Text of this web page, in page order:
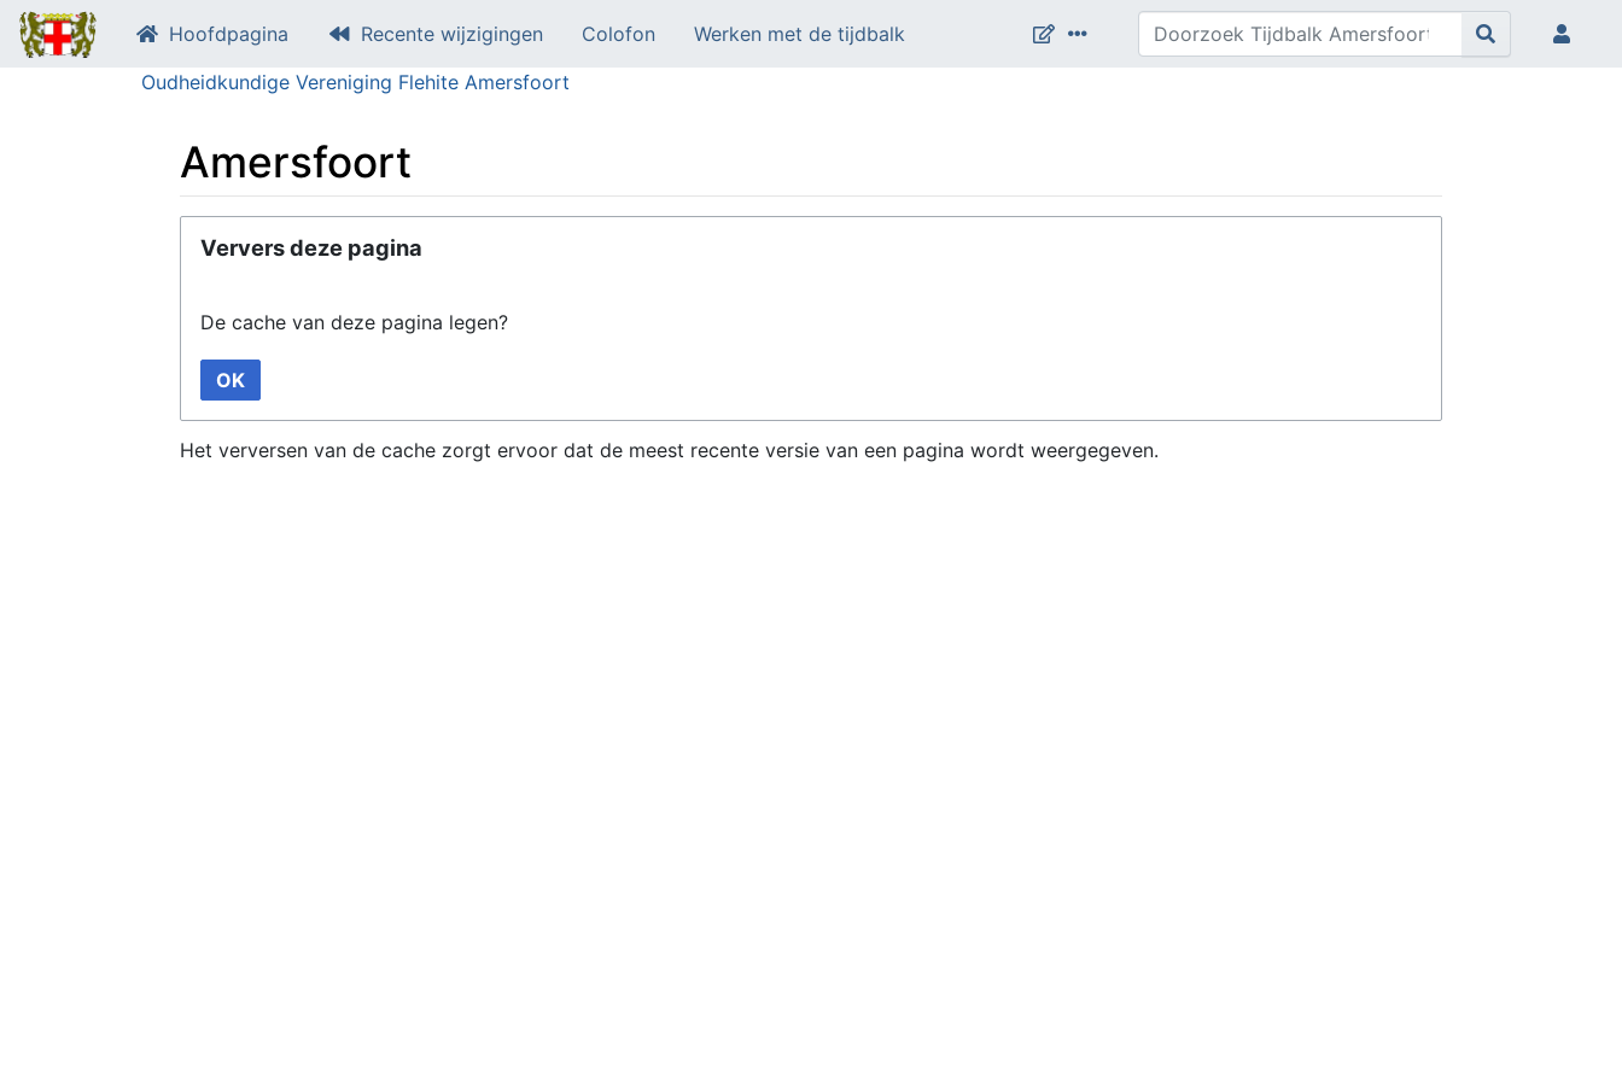
Hoofdpagina Recente wijzigingen Colofon
Werken met de tijdbalk
Oudheidkundige Vereniging Flehite Amersfoort
Amersfoort
Ververs deze pagina
De cache van deze pagina legen?
OK
Het verversen van de cache zorgt ervoor dat de meest recente versie van een pagina wordt weergegeven.